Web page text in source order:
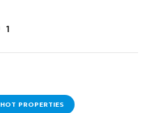
1
HOT PROPERTIES